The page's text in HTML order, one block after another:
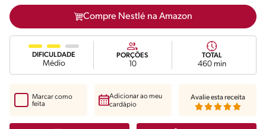
Compre Nestlé na Amazon
DIFICULDADE
Médio
PORÇÕES
10
TOTAL
460 min
Marcar como
feita
Adicionar ao meu
cardápio
Avalie esta receita